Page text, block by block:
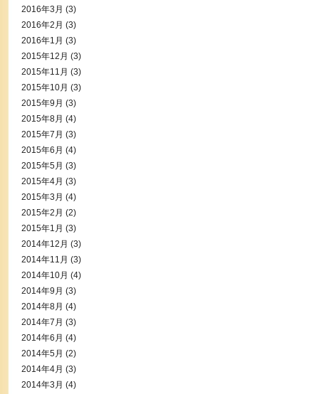
2016年3月 (3)
2016年2月 (3)
2016年1月 (3)
2015年12月 (3)
2015年11月 (3)
2015年10月 (3)
2015年9月 (3)
2015年8月 (4)
2015年7月 (3)
2015年6月 (4)
2015年5月 (3)
2015年4月 (3)
2015年3月 (4)
2015年2月 (2)
2015年1月 (3)
2014年12月 (3)
2014年11月 (3)
2014年10月 (4)
2014年9月 (3)
2014年8月 (4)
2014年7月 (3)
2014年6月 (4)
2014年5月 (2)
2014年4月 (3)
2014年3月 (4)